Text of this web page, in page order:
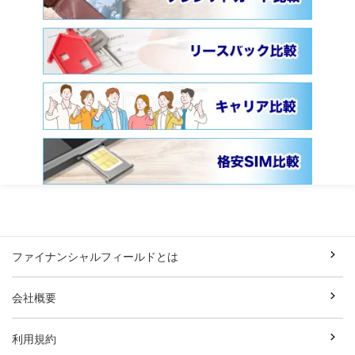
ファイナンシャルフィールドとは
会社概要
利用規約